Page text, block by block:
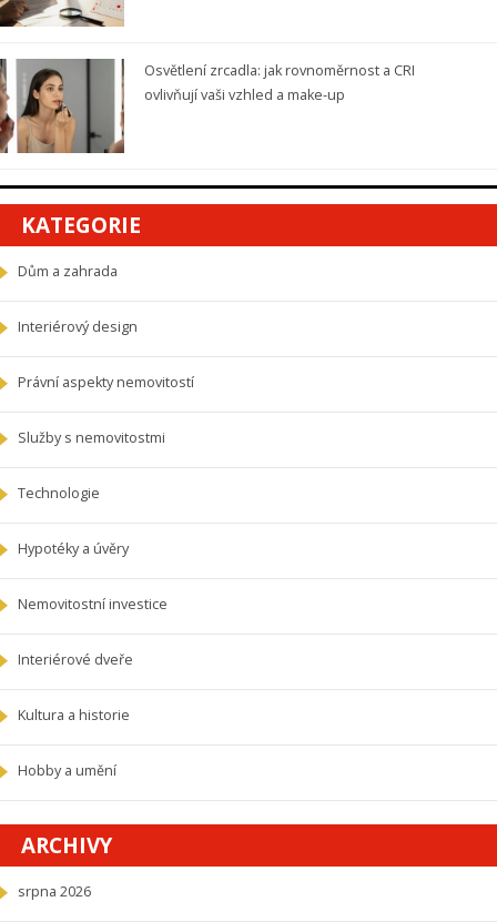
Osvětlení zrcadla: jak rovnoměrnost a CRI
ovlivňují vaši vzhled a make-up
KATEGORIE
Dům a zahrada
Interiérový design
Právní aspekty nemovitostí
Služby s nemovitostmi
Technologie
Hypotéky a úvěry
Nemovitostní investice
Interiérové dveře
Kultura a historie
Hobby a umění
ARCHIVY
srpna 2026